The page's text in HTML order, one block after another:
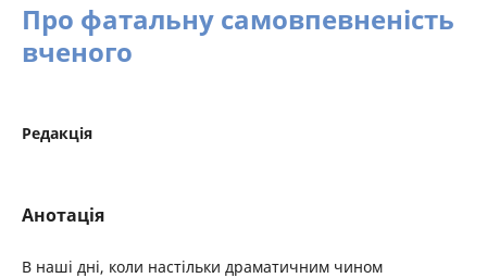
Про фатальну самовпевненість
вченого
Редакція
Анотація
В наші дні, коли настільки драматичним чином